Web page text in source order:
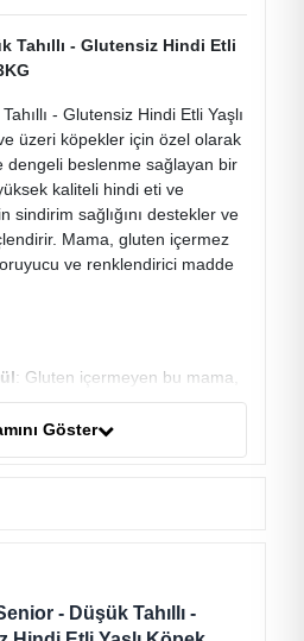
Tahıllı - Glutensiz Hindi Etli
- Glutensiz Hindi Etli Yaşlı
üzeri köpekler için özel olarak
dengeli beslenme sağlayan bir
kaliteli hindi eti ve
sindirim sağlığını destekler ve
Mama, gluten içermez
ve renklendirici madde
: Gluten içermeyen bu mama,
olan yaşlı köpekler için
Elma
Göster
- Düşük Tahıllı -